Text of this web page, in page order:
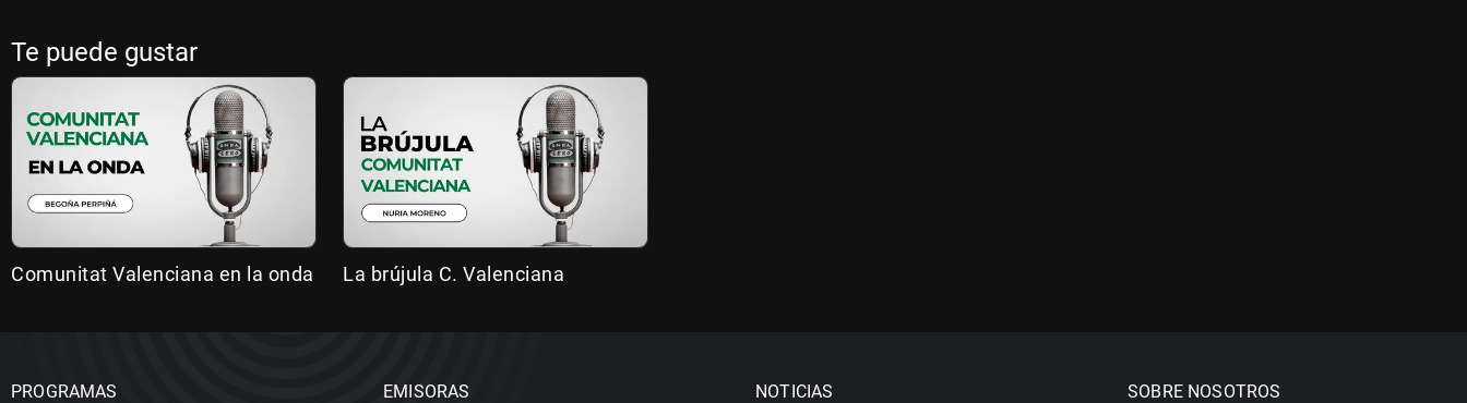
Te puede gustar
Comunitat Valenciana en la onda La brújula C. Valenciana
PROGRAMAS EMISORAS NOTICIAS SOBRE NOSOTROS